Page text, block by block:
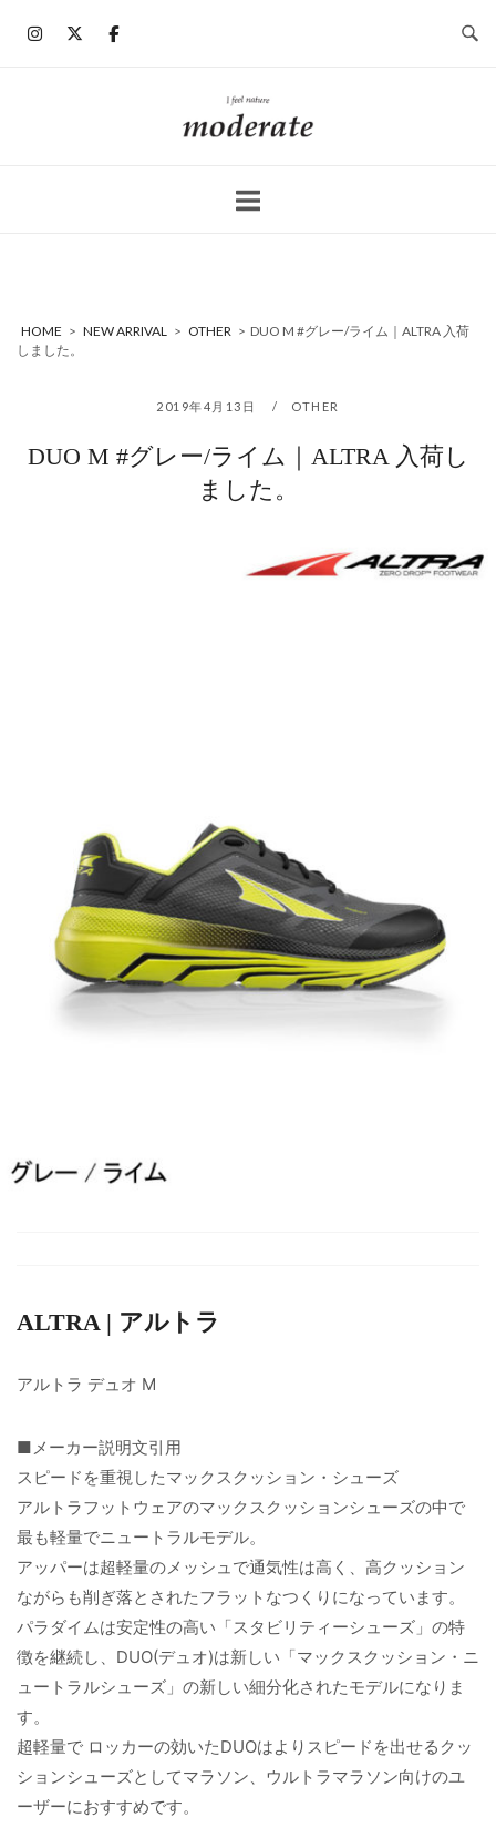
ホ
ー
HOME > NEW ARRIVAL > OTHER > DUO M #グレー/ライム｜ALTRA 入荷
しました。
2019年4月13日 OTHER
DUO M #グレー/ライム｜ALTRA 入荷し
ました。
ALTRA | アルトラ
アルトラ デュオ M
■メーカー説明文引用
スピードを重視したマックスクッション・シューズ
アルトラフットウェアのマックスクッションシューズの中で
最も軽量でニュートラルモデル。
アッパーは超軽量のメッシュで通気性は高く、高クッション
ながらも削ぎ落とされたフラットなつくりになっています。
パラダイムは安定性の高い「スタビリティーシューズ」の特
徴を継続し、DUO(デュオ)は新しい「マックスクッション・ニ
ュートラルシューズ」の新しい細分化されたモデルになりま
す。
超軽量で ロッカーの効いたDUOはよりスピードを出せるクッ
ションシューズとしてマラソン、ウルトラマラソン向けのユ
ーザーにおすすめです。